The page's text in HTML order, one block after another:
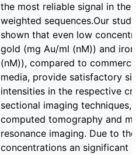
the most reliable signal in the
weighted sequences.Our study
shown that even low
gold (mg Au/ml (nM)) and iron
(nM)), compared to
media, provide satisfactory
intensities in the respective
sectional imaging techniques,
computed tomography and
resonance imaging. Due to
concentrations an significant